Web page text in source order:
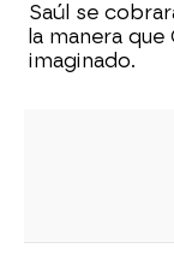
Saúl se
la manera
imaginado.